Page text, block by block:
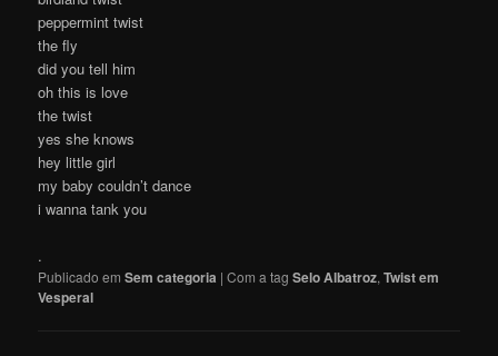
peppermint twist
the fly
did you tell him
oh this is love
the twist
yes she knows
hey little girl
my baby couldn’t dance
i wanna tank you
.
Publicado em Sem categoria |Com a tagSelo Albatroz,Twist em
Vesperal